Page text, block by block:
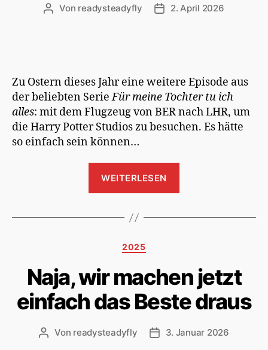
Beitragsautor
Von readysteadyfly Veröffentlichungsdatum
2. April 2026
Zu Ostern dieses Jahr eine weitere Episode aus
der beliebten SerieFür meine Tochter tu ich
alles: mit dem Flugzeug von BER nach LHR, um
die Harry Potter Studios zu besuchen. Es hätte
so einfach sein können…
WEITERLESEN
Kategorien
2025
Naja, wir machen jetzt
einfach das Beste draus
Beitragsautor
Von readysteadyfly Veröffentlichungsdatum
3. Januar 2026